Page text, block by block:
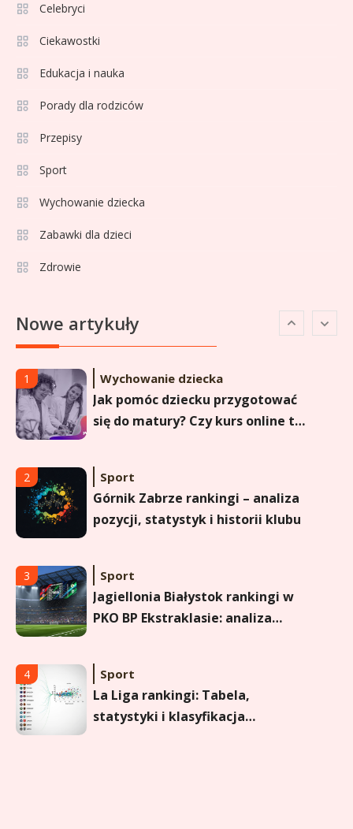
Celebryci
Ciekawostki
Edukacja i nauka
Porady dla rodziców
Przepisy
Sport
Wychowanie dziecka
Zabawki dla dzieci
Zdrowie
Nowe artykuły
formy i statystyk
4
La Liga rankingi: Tabela,
Lech Poznań rankingi: Analiza
pozycji w Ekstraklasie i
historyczne dane
1 Wychowanie dziecka
Jak pomóc dziecku przygotować
się do matury? Czy kurs online to
maturzysty?
2 Sport
Górnik Zabrze rankingi – analiza
pozycji, statystyk i historii klubu
3 Sport
Jagiellonia Białystok rankingi w
PKO BP Ekstraklasie: analiza
4 Sport
La Liga rankingi: Tabela,
statystyki i klasyfikacja